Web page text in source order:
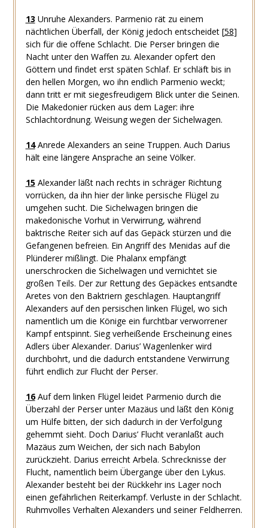
13 Unruhe Alexanders. Parmenio rät zu einem
nächtlichen Überfall, der König jedoch entscheidet [58]
sich für die offene Schlacht. Die Perser bringen die
Nacht unter den Waffen zu. Alexander opfert den
Göttern und findet erst späten Schlaf. Er schläft bis in
den hellen Morgen, wo ihn endlich Parmenio weckt;
dann tritt er mit siegesfreudigem Blick unter die Seinen.
Die Makedonier rücken aus dem Lager: ihre
Schlachtordnung. Weisung wegen der Sichelwagen.
14Anrede Alexanders an seine Truppen. Auch Darius
hält eine längere Ansprache an seine Völker.
15Alexander läßt nach rechts in schräger Richtung
vorrücken, da ihn hier der linke persische Flügel zu
umgehen sucht. Die Sichelwagen bringen die
makedonische Vorhut in Verwirrung, während
baktrische Reiter sich auf das Gepäck stürzen und die
Gefangenen befreien. Ein Angriff des Menidas auf die
Plünderer mißlingt. Die Phalanx empfängt
unerschrocken die Sichelwagen und vernichtet sie
großen Teils. Der zur Rettung des Gepäckes entsandte
Aretes von den Baktriern geschlagen. Hauptangriff
Alexanders auf den persischen linken Flügel, wo sich
namentlich um die Könige ein furchtbar verworrener
Kampf entspinnt. Sieg verheißende Erscheinung eines
Adlers über Alexander. Darius’ Wagenlenker wird
durchbohrt, und die dadurch entstandene Verwirrung
führt endlich zur Flucht der Perser.
16Auf dem linken Flügel leidet Parmenio durch die
Überzahl der Perser unter Mazäus und läßt den König
um Hülfe bitten, der sich dadurch in der Verfolgung
gehemmt sieht. Doch Darius’ Flucht veranlaßt auch
Mazäus zum Weichen, der sich nach Babylon
zurückzieht. Darius erreicht Arbela. Schrecknisse der
Flucht, namentlich beim Übergange über den Lykus.
Alexander besteht bei der Rückkehr ins Lager noch
einen gefährlichen Reiterkampf. Verluste in der Schlacht.
Ruhmvolles Verhalten Alexanders und seiner Feldherren.